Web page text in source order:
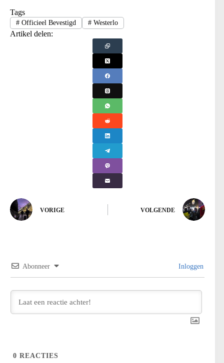
Tags
#Officieel Bevestigd #Westerlo
Artikel delen:
VORIGE VOLGENDE
Abonneer Inloggen
0 REACTIES